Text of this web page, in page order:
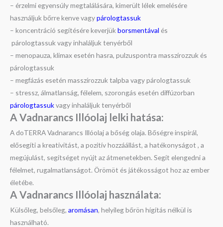
– érzelmi egyensúly megtalálására, kimerült lélek emelésére
használjuk bőrre kenve vagypárologtassuk
– koncentráció segítésére keverjük borsmentával és
párologtassuk vagy inhaláljuk tenyérből
– menopauza, klimax esetén hasra, pulzuspontra masszírozzuk és
párologtassuk
– megfázás esetén masszírozzuk talpba vagy párologtassuk
– stressz, álmatlanság, félelem, szorongás esetén diffúzorban
párologtassukvagy inhaláljuk tenyérből
A Vadnarancs Illóolaj lelki hatása:
A doTERRA Vadnarancs Illóolaj a bőség olaja. Bőségre inspirál,
elősegíti a kreativitást, a pozitív hozzáállást, a hatékonyságot , a
megújulást, segítséget nyújt az átmenetekben. Segít elengedni a
félelmet, rugalmatlanságot. Örömöt és játékosságot hoz az ember
életébe.
A Vadnarancs Illóolaj használata:
Külsőleg, belsőleg, aromásan, helyileg bőrön hígítás nélkül is
használható.